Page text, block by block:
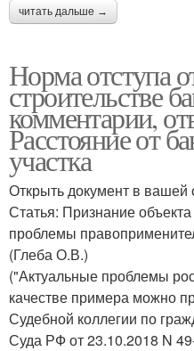
читать дальше →
Норма отступа
строительстве
комментарии,
Расстояние от
участка
Открыть документ в вашей
Статья: Признание
проблемы
(Глеба О.В.)
("Актуальные проблемы
качестве примера можно
Судебной коллегии по
Суда РФ от 23.10.2018 N